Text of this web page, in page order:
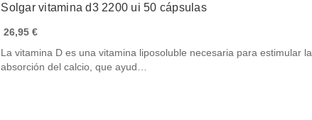
Solgar vitamina d3 2200 ui 50 cápsulas
26,95 €
La vitamina D es una vitamina liposoluble necesaria para estimular la
absorción del calcio, que ayud…